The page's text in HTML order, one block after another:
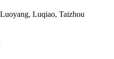
Luqiao, Taizhou